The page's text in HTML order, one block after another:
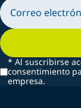
* Al suscribirse
consentimiento
empresa.